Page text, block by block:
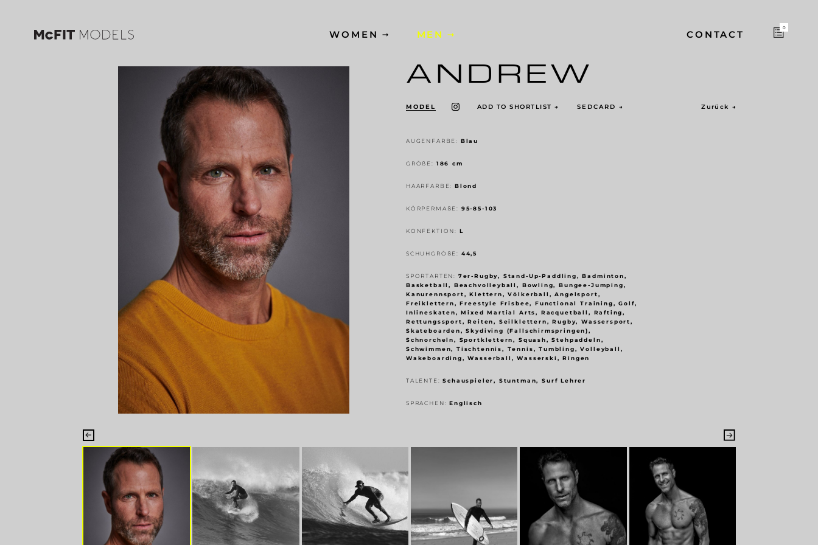
WOMEN MEN CONTACT
0
ANDREW
MODEL ADD TO SHORTLIST → SEDCARD → Zurück →
AUGENFARBE: Blau
GRÖ ß E: 186 cm
HAARFARBE:Blond
KÖRPERMA ßE: 95-85-103
KONFEKTION: L
SCHUHGRÖ ßE: 44,5
SPORTARTEN: 7er-Rugby, Stand-Up-Paddling, Badminton,
Basketball, Beachvolleyball, Bowling, Bungee-Jumping,
Kanurennsport, Klettern, Völkerball, Angelsport,
Freiklettern, Freestyle Frisbee, Functional Training, Golf,
Inlineskaten, Mixed Martial Arts, Racquetball, Rafting,
Rettungssport, Reiten, Seilklettern, Rugby, Wassersport,
Skateboarden, Skydiving (Fallschirmspringen),
Schnorcheln, Sportklettern, Squash, Stehpaddeln,
Schwimmen, Tischtennis, Tennis, Tumbling, Volleyball,
Wakeboarding, Wasserball, Wasserski, Ringen
TALENTE:Schauspieler, Stuntman, Surf Lehrer
SPRACHEN:Englisch